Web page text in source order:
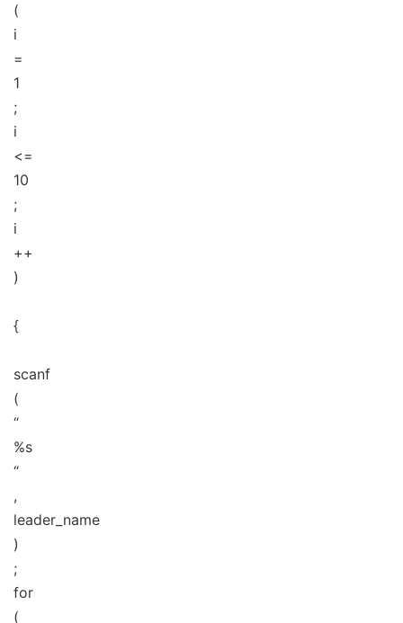
(
i
=
1
;
i
<=
10
;
i
++
)
{
scanf
(
“
%s
“
,
leader_name
)
;
for
(